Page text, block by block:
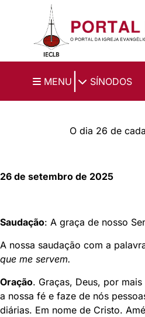
Ir para o conteúdo principal
MENU SÍNODOS
O dia 26 de
26 de setembro de 2025
Saudação: A graça de nosso
A nossa saudação com a
que me servem.
Oração. Graças, Deus, por
a nossa fé e faze de nós
diárias. Em nome de Cristo.